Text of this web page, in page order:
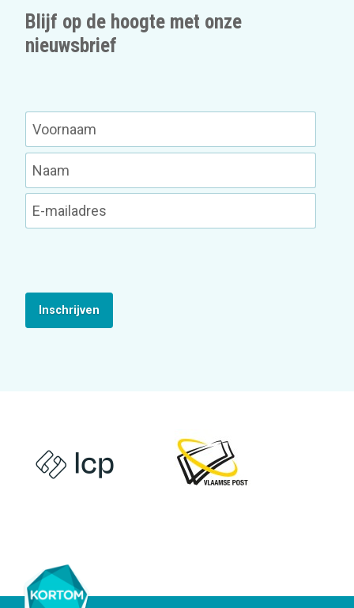
Blijf op de hoogte met onze
nieuwsbrief
Inschrijven